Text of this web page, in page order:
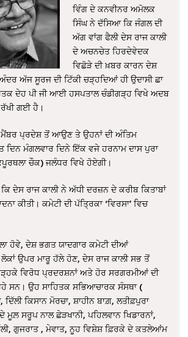
ਵਿੰਗ ਦੇ ਕਨਵੀਨਰ ਅਮੋਲਕ
ਸਿੰਘ ਨੇ ਦੱਸਿਆ ਕਿ ਜੰਗਲ ਦੀ
ਅੱਗ ਵਾਂਗ ਫੈਲੀ ਦੇਸ ਰਾਜ ਕਾਲੀ
ਦੇ ਅਚਨਚੇਤ ਹਿਰਦੇਵੇਦਕ
ਵਿਛੋੜੇ ਦੀ ਖ਼ਬਰ ਕਾਰਨ ਦੇਸ਼
ਅੱਜ ਸੂਰਜ ਦੀ ਟਿੱਕੀ ਚੜ੍ਹਦਿਆਂ ਹੀ ਉਦਾਸੀ ਛਾ
ਦੇਹ ਪੀ ਜੀ ਆਈ ਹਸਪਤਾਲ ਚੰਡੀਗੜ੍ਹ ਵਿਖੇ ਅਦਬ
ਰੱਖੀ ਗਈ ਹੈ।
ਮੈਂਬਰ ਪ੍ਰਦੇਸ਼ ਤੋਂ ਆਉਣ ਤੇ ਉਹਨਾਂ ਦੀ ਅੰਤਿਮ
ਦਿਨ ਮੰਗਲਵਾਰ ਦਿਨੇ ਇੱਕ ਵਜੇ ਹਰਨਾਮ ਦਾਸ ਪੁਰਾ
ਚੌਕ) ਜਲੰਧਰ ਵਿਖੇ ਹੋਏਗੀ।
ਦੇਸ ਰਾਜ ਕਾਲੀ ਨੇ ਅੱਧੀ ਦਰਜ਼ਨ ਦੇ ਕਰੀਬ ਕਿਤਾਬਾਂ
ਕੀਤੀ। ਕਮੇਟੀ ਦੀ ਪੱਤ੍ਰਿਕਾ ‘ਵਿਰਸਾ’ ਵਿਚ
ਹੋਵੇ, ਦੇਸ਼ ਭਗਤ ਯਾਦਗਾਰ ਕਮੇਟੀ ਦੀਆਂ
ਉਪਰ ਮਾਰੂ ਹੱਲੇ ਹੋਣ, ਦੇਸ ਰਾਜ ਕਾਲੀ ਸਭ ਤੋਂ
ਵਿਰੋਧ ਪ੍ਰਦਰਸ਼ਨਾਂ ਅਤੇ ਹੋਰ ਸਰਗਰਮੀਆਂ ਦੀ
ਉਹ ਸਾਹਿਤਕ ਸਭਿਆਚਾਰਕ ਸੰਸਥਾ (
ਕਿਸਾਨ ਮੋਰਚਾ, ਸ਼ਾਹੀਨ ਬਾਗ਼, ਲਤੀਫ਼ਪੁਰਾ
ਮੂਲ਼ ਸਰੂਪ ਨਾਲ ਛੇੜਖਾਨੀ, ਪਹਿਲਵਾਨ ਖਿਡਾਰਨਾਂ,
ਗੁਜਰਾਤ , ਮੇਵਾਤ, ਨੂਹ ਵਿਸ਼ੇਸ਼ ਫ਼ਿਰਕੇ ਦੇ ਕਤਲੇਆਂਮ